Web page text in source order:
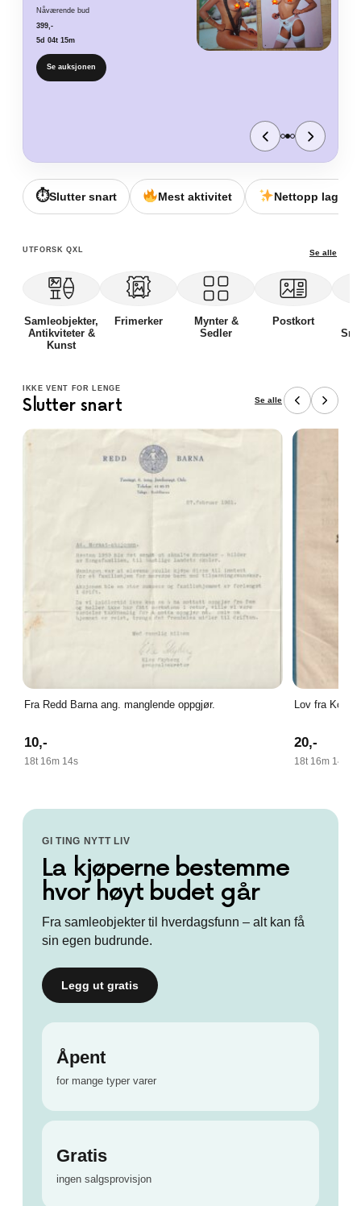
Nåværende bud
399 ,-
5d 04t 15m
Se auksjonen
⏱Slutter snart Mest aktivitet Nettopp lagt ut
UTFORSK QXL Se alle
Samleobjekter,
Antikviteter &
Kunst
Frimerker
Mynter &
Sedler
Postkort
IKKE VENT FOR LENGE
Slutter snart Se alle
Fra Redd Barna ang. manglende oppgjør.
10,-
18t 16m 13s
Lov fra Kong
20,-
18t 16m 13s
GI TING NYTT LIV
La kjøperne bestemme
hvor høyt budet går
Fra samleobjekter til hverdagsfunn – alt kan få
sin egen budrunde.
Legg ut gratis
Åpent
for mange typer varer
Gratis
ingen salgsprovisjon